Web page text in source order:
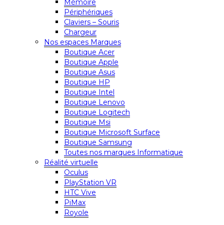
Mémoire
Périphériques
Claviers – Souris
Chargeur
Nos espaces Marques
Boutique Acer
Boutique Apple
Boutique Asus
Boutique HP
Boutique Intel
Boutique Lenovo
Boutique Logitech
Boutique Msi
Boutique Microsoft Surface
Boutique Samsung
Toutes nos marques Informatique
Réalité virtuelle
Oculus
PlayStation VR
HTC Vive
PiMax
Royole